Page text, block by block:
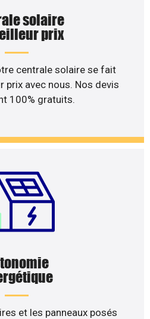
solaire
prix
centrale solaire se fait
prix avec nous. Nos devis
100% gratuits.
et les panneaux posés